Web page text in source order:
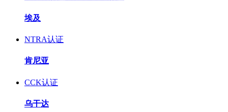
埃及
NTRA认证
肯尼亚
CCK认证
乌干达